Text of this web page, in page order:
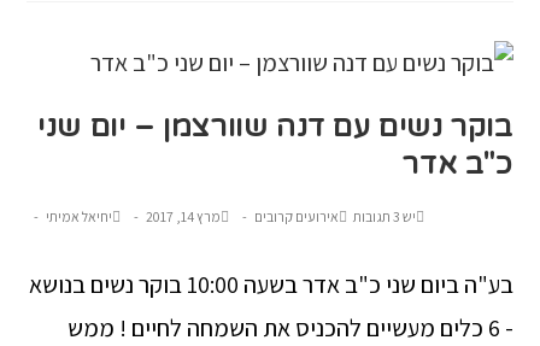
בוקר נשים עם דנה שוורצמן – יום שני
כ"ב אדר
יחיאל אמיתי מרץ 14, 2017 אירועים קרובים יש 3 תגובות
בע"ה ביום שני כ"ב אדר בשעה 10:00 בוקר נשים בנושא
- 6 כלים מעשיים להכניס את השמחה לחיים ! ממש